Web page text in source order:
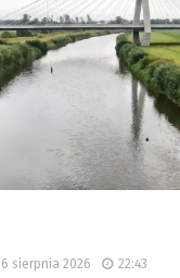
6 sierpnia 2026 22:43